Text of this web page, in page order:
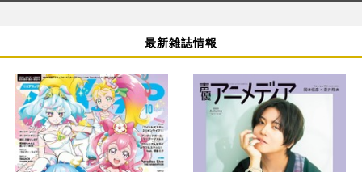
最新雑誌情報